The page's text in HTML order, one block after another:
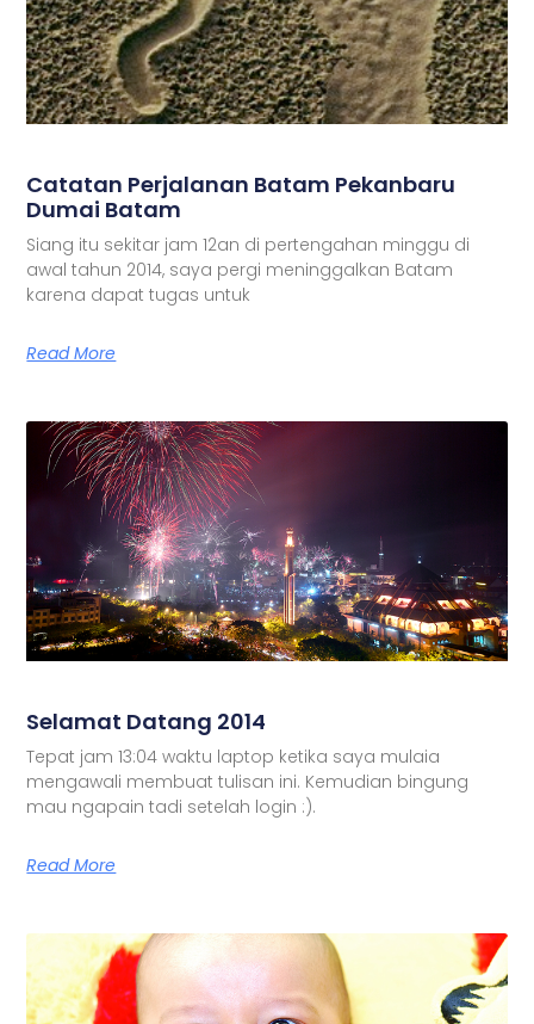
Catatan Perjalanan Batam Pekanbaru
Dumai Batam
Siang itu sekitar jam 12an di pertengahan minggu di
awal tahun 2014, saya pergi meninggalkan Batam
karena dapat tugas untuk
Read More
Selamat Datang 2014
Tepat jam 13:04 waktu laptop ketika saya mulaia
mengawali membuat tulisan ini. Kemudian bingung
mau ngapain tadi setelah login :).
Read More